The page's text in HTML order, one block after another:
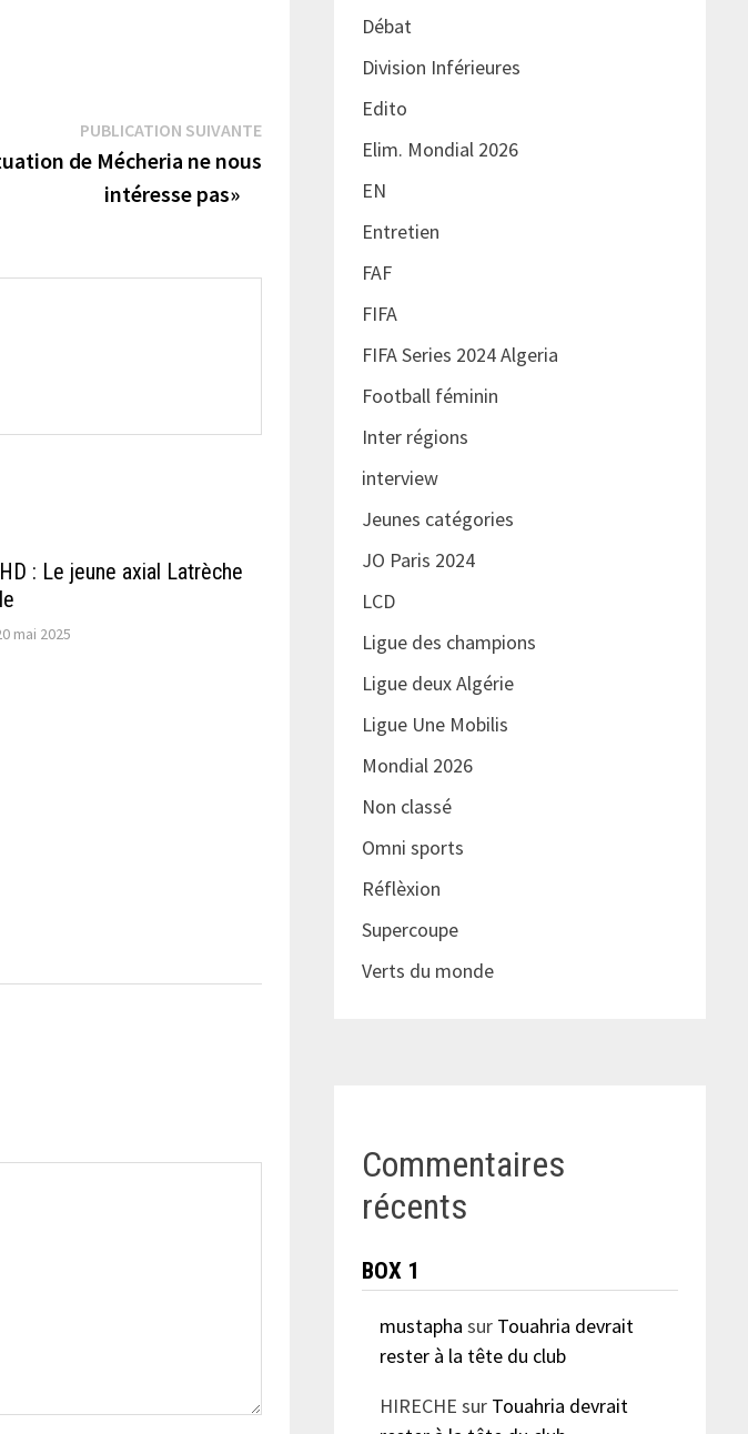
PUBLICATION SUIVANTEPublication
suivante :
de Mécheria ne nous
intéresse pas»
: Le jeune axial Latrèche
mai 2025
Débat
Division Inférieures
Edito
Elim. Mondial 2026
EN
Entretien
FAF
FIFA
FIFA Series 2024 Algeria
Football féminin
Inter régions
interview
Jeunes catégories
JO Paris 2024
LCD
Ligue des champions
Ligue deux Algérie
Ligue Une Mobilis
Mondial 2026
Non classé
Omni sports
Réflèxion
Supercoupe
Verts du monde
Commentaires
récents
BOX 1
mustapha sur Touahria devrait
rester à la tête du club
HIRECHE sur Touahria devrait